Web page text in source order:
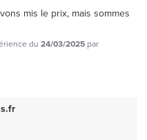
mis le prix, mais sommes
du 24/03/2025 par